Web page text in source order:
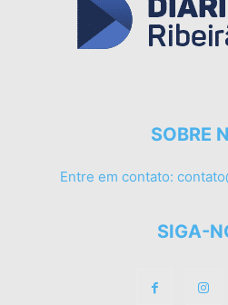
SOBRE
Entre em contato:
SIGA-